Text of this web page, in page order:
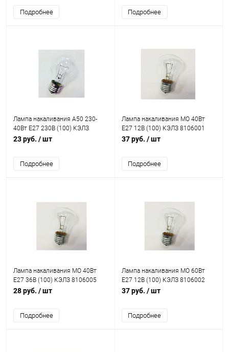
Подробнее Подробнее
Лампа накаливания А50 230-
40Вт E27 230В (100) КЭЛЗ
8101202
23 руб. / шт
Подробнее
Лампа накаливания МО 40Вт
E27 12В (100) КЭЛЗ 8106001
37 руб. / шт
Подробнее
Лампа накаливания МО 40Вт
E27 36В (100) КЭЛЗ 8106005
28 руб. / шт
Подробнее
Лампа накаливания МО 60Вт
E27 12В (100) КЭЛЗ 8106002
37 руб. / шт
Подробнее